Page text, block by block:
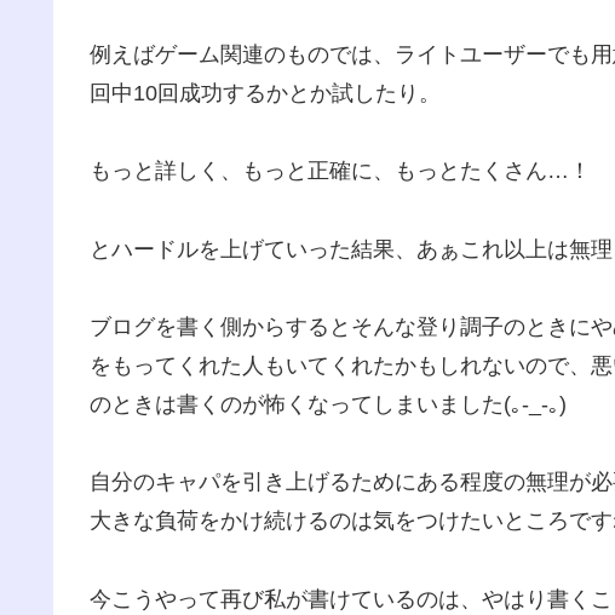
例えばゲーム関連のものでは、ライトユーザーでも
回中10回成功するかとか試したり。
もっと詳しく、もっと正確に、もっとたくさん…！
とハードルを上げていった結果、あぁこれ以上は無
ブログを書く側からするとそんな登り調子のときに
をもってくれた人もいてくれたかもしれないので、
のときは書くのが怖くなってしまいました(｡-_-｡)
自分のキャパを引き上げるためにある程度の無理が
大きな負荷をかけ続けるのは気をつけたいところです
今こうやって再び私が書けているのは、やはり書く